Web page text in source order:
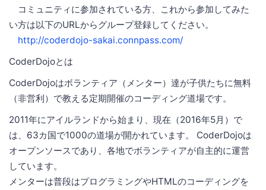
コミュニティに参加されている方、これから参加してみた
い方は以下のURLからグループ登録してください。
http://coderdojo-sakai.connpass.com/
CoderDojoとは
CoderDojoはボランティア（メンター）達が子供たちに無料
（非営利）で教える定期開催のコーディング道場です。
2011年にアイルランドから始まり、現在（2016年5月）で
は、63カ国で1000の道場が開かれています。 CoderDojoは
オープンソースであり、各地でボランティアが自主的に運営
しています。
メンターは普段はプログラミングやHTMLのコーディングを